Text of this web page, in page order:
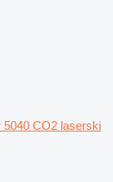
5040 CO2 laserski